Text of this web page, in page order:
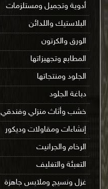
أدوية وتجميل ومستلزمات
البلاستيك واللدائن
الورق والكرتون
المطابع وتجهيزاتها
الجلود ومنتجاتها
دباغة الجلود
خشب وأثاث منزلي وفندقي
إنشاءات ومقاولات وديكور
الرخام والجرانيت
التعبئة والتغليف
غزل ونسيج وملابس جاهزة